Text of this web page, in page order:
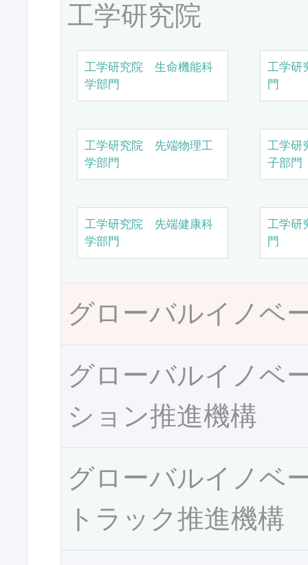
工学研究院
工学研究院 生命機能科
学部門
工学研
門
工学研究院 先端物理工
学部門
工学研
子部門
工学研究院 先端健康科
学部門
工学研
門
グローバルイノベ
グローバルイノベ
ション推進機構
グローバルイノベ
トラック推進機構